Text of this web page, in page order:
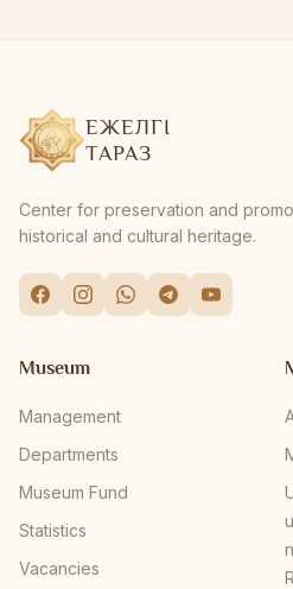
ЕЖЕЛГІ
ТАРАЗ
Center for preservation and
historical and cultural heritage.
Museum
Management
Departments
Museum Fund
Statistics
Vacancies